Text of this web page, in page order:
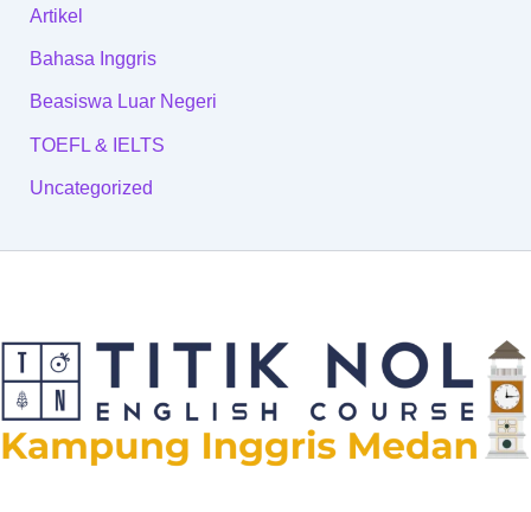
Artikel
Bahasa Inggris
Beasiswa Luar Negeri
TOEFL & IELTS
Uncategorized